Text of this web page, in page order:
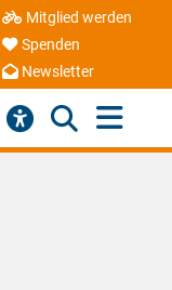
Mitglied werden
Spenden
Newsletter